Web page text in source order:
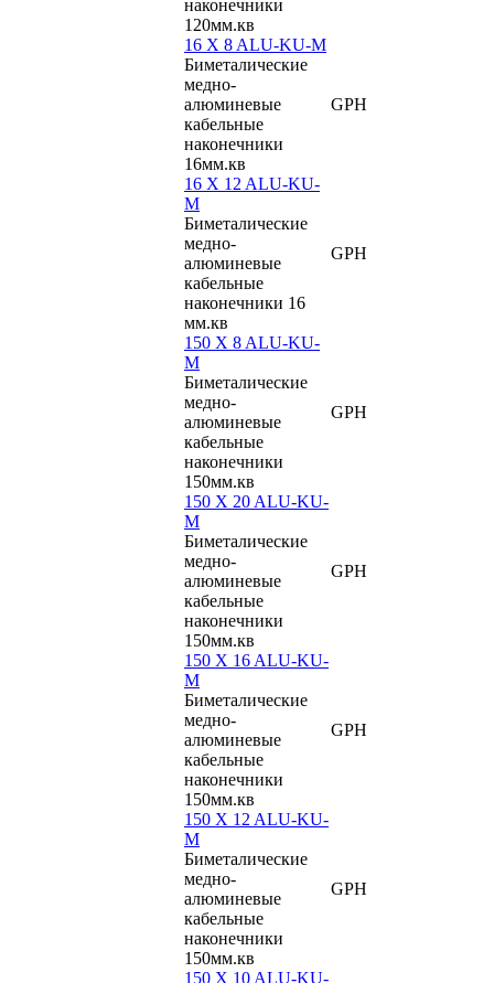
наконечники
120мм.кв
16 X 8 ALU-KU-M
Биметалические
медно-
алюминевые
кабельные
наконечники
16мм.кв
GPH
16 X 12 ALU-KU-
M
Биметалические
медно-
алюминевые
кабельные
наконечники 16
мм.кв
GPH
150 X 8 ALU-KU-
M
Биметалические
медно-
алюминевые
кабельные
наконечники
150мм.кв
GPH
150 X 20 ALU-KU-
M
Биметалические
медно-
алюминевые
кабельные
наконечники
150мм.кв
GPH
150 X 16 ALU-KU-
M
Биметалические
медно-
алюминевые
кабельные
наконечники
150мм.кв
GPH
150 X 12 ALU-KU-
M
Биметалические
медно-
алюминевые
кабельные
наконечники
150мм.кв
GPH
150 X 10 ALU-KU-